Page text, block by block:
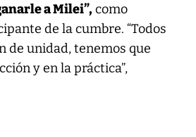
a Milei”,como
de la cumbre. “Todos
de unidad, tenemos que
y en la práctica”,